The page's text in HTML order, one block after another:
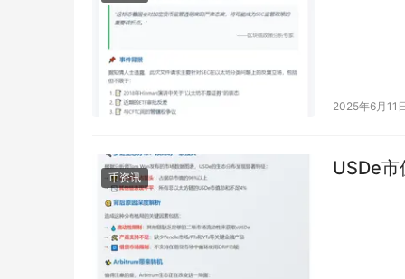
2025年6月11
币资讯 USDe